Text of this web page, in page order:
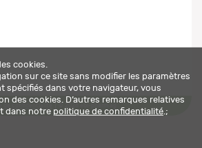
cookies.
sur ce site sans modifier les paramètres
spécifiés dans votre navigateur, vous
des cookies. D’autres remarques relatives
dans notre politique de confidentialité .;